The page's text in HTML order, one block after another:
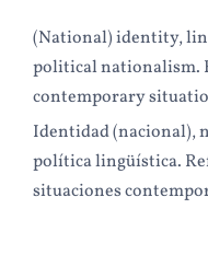
(National) identity,
political nationalism.
contemporary
Identidad (nacional),
política lingüística.
situaciones